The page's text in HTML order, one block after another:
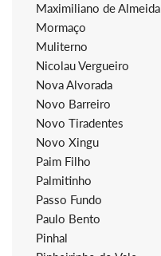
Maximiliano de Almeida
Mormaço
Muliterno
Nicolau Vergueiro
Nova Alvorada
Novo Barreiro
Novo Tiradentes
Novo Xingu
Paim Filho
Palmitinho
Passo Fundo
Paulo Bento
Pinhal